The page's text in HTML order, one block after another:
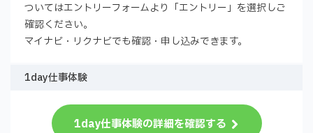
ついてはエントリーフォームより「エントリー」を選択しご
確認ください。
マイナビ・リクナビでも確認・申し込みできます。
1day仕事体験
1day仕事体験の詳細を確認する